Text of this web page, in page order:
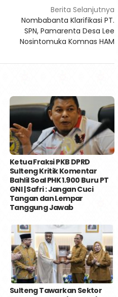
Berita Selanjutnya
Nombabanta Klarifikasi PT.
SPN, Pamarenta Desa Lee
Nosintomuka Komnas HAM
Ketua Fraksi PKB DPRD
Sulteng Kritik Komentar
Bahlil Soal PHK 1.900 Buru PT
GNI | Safri : Jangan Cuci
Tangan dan Lempar
Tanggung Jawab
Sulteng Tawarkan Sektor